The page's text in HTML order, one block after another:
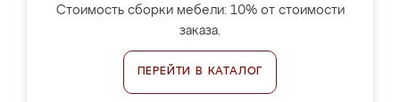
Стоимость сборки мебели: 10% от стоимости
заказа.
ПЕРЕЙТИ В КАТАЛОГ